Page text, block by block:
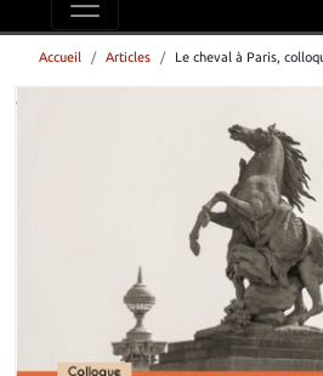
Accueil Articles Le cheval à Paris,